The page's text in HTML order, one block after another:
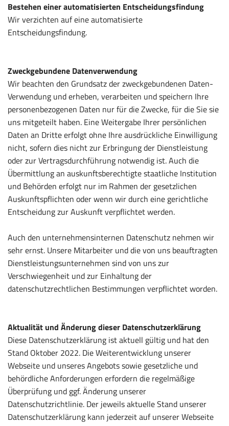
Bestehen einer automatisierten Entscheidungsfindung
Wir verzichten auf eine automatisierte
Entscheidungsfindung.
Zweckgebundene Datenverwendung
Wir beachten den Grundsatz der zweckgebundenen Daten-
Verwendung und erheben, verarbeiten und speichern Ihre
personenbezogenen Daten nur für die Zwecke, für die Sie sie
uns mitgeteilt haben. Eine Weitergabe Ihrer persönlichen
Daten an Dritte erfolgt ohne Ihre ausdrückliche Einwilligung
nicht, sofern dies nicht zur Erbringung der Dienstleistung
oder zur Vertragsdurchführung notwendig ist. Auch die
Übermittlung an auskunftsberechtigte staatliche Institution
und Behörden erfolgt nur im Rahmen der gesetzlichen
Auskunftspflichten oder wenn wir durch eine gerichtliche
Entscheidung zur Auskunft verpflichtet werden.
Auch den unternehmensinternen Datenschutz nehmen wir
sehr ernst. Unsere Mitarbeiter und die von uns beauftragten
Dienstleistungsunternehmen sind von uns zur
Verschwiegenheit und zur Einhaltung der
datenschutzrechtlichen Bestimmungen verpflichtet worden.
Aktualität und Änderung dieser Datenschutzerklärung
Diese Datenschutzerklärung ist aktuell gültig und hat den
Stand Oktober 2022. Die Weiterentwicklung unserer
Webseite und unseres Angebots sowie gesetzliche und
behördliche Anforderungen erfordern die regelmäßige
Überprüfung und ggf. Änderung unserer
Datenschutzrichtlinie. Der jeweils aktuelle Stand unserer
Datenschutzerklärung kann jederzeit auf unserer Webseite